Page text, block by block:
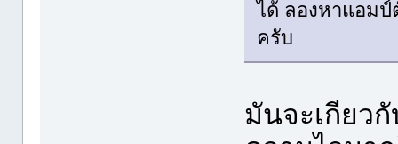
ได้ ลองหาแอมป์
ครับ
มันจะเกียว